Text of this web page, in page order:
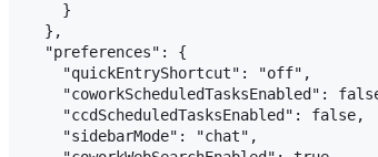
    }
  },
  "preferences": {
    "quickEntryShortcut": "off",
"coworkScheduledTasksEnabled":
    "ccdScheduledTasksEnabled": false,
    "sidebarMode": "chat",